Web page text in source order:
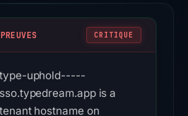
CRITIQUE
type-uphold-----
sso.typedream.app is a
tenant hostname on